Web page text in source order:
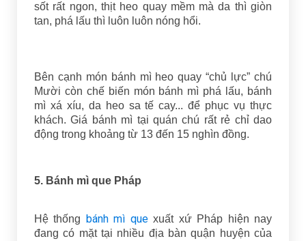
sốt rất ngon, thịt heo quay mềm mà da thì giòn
tan, phá lấu thì luôn luôn nóng hổi.
Bên cạnh món bánh mì heo quay “chủ lực” chú
Mười còn chế biến món bánh mì phá lấu, bánh
mì xá xíu, da heo sa tế cay... để phục vụ thực
khách. Giá bánh mì tại quán chú rất rẻ chỉ dao
động trong khoảng từ 13 đến 15 nghìn đồng.
5. Bánh mì que Pháp
Hệ thống bánh mì quexuất xứ Pháp hiện nay
đang có mặt tại nhiều địa bàn quận huyện của